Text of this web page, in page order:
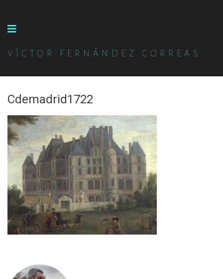
VÍCTOR FERNÁNDEZ CORREAS
Cdemadrid1722